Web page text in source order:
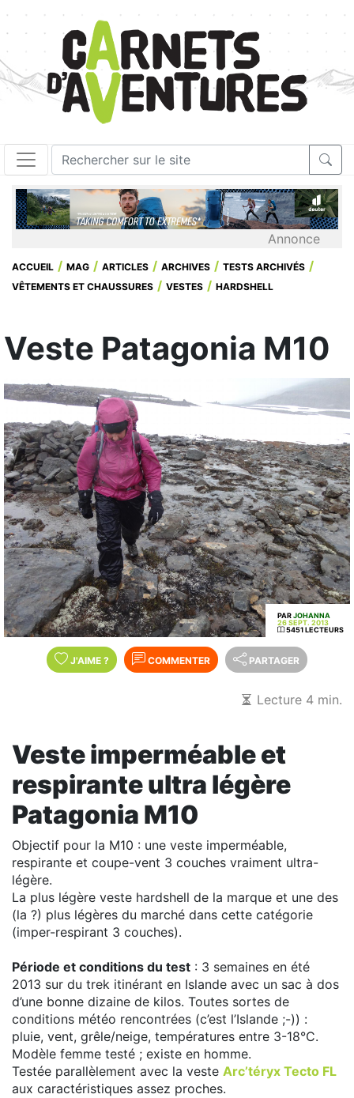
Annonce
ACCUEIL MAG ARTICLES ARCHIVES
TESTS ARCHIVÉS
VÊTEMENTS ET CHAUSSURES
VESTES HARDSHELL
Veste Patagonia M10
PARJOHANNA
26 SEPT. 2013
5451 LECTEURS
J'AIME ? COMMENTER PARTAGER
Lecture 4 min.
Veste imperméable et
respirante ultra légère
Patagonia M10
Objectif pour la M10 : une veste imperméable,
respirante et coupe-vent 3 couches vraiment ultra-
légère.
La plus légère veste hardshell de la marque et une des
(la ?) plus légères du marché dans cette catégorie
(imper-respirant 3 couches).
Période et conditions du test : 3 semaines en été
2013 sur du trek itinérant en Islande avec un sac à dos
d’une bonne dizaine de kilos. Toutes sortes de
conditions météo rencontrées (c’est l’Islande ;-)) :
pluie, vent, grêle/neige, températures entre 3-18°C.
Modèle femme testé ; existe en homme.
Testée parallèlement avec la veste Arc’téryx Tecto FL
aux caractéristiques assez proches.